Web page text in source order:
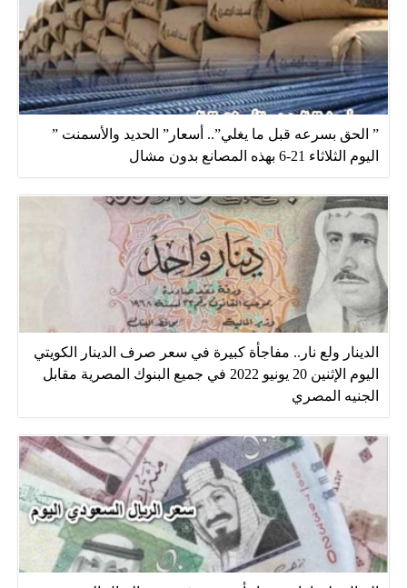
” الحق بسرعه قبل ما يغلي”.. أسعار” الحديد والأسمنت ”
اليوم الثلاثاء 21-6 بهذه المصانع بدون مشال
الدينار ولع نار.. مفاجأة كبيرة في سعر صرف الدينار الكويتي
اليوم الإثنين 20 يونيو 2022 في جميع البنوك المصرية مقابل
الجنيه المصري